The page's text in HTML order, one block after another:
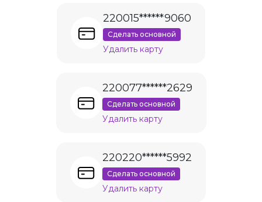
220015******9060
Сделать основной
Удалить карту
220077******2629
Сделать основной
Удалить карту
220220******5992
Сделать основной
Удалить карту